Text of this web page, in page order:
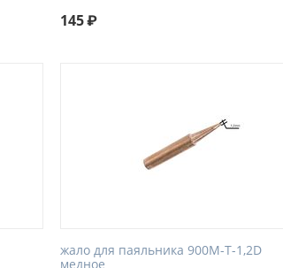
145₽
жало для паяльника 900M-T-1,2D
медное